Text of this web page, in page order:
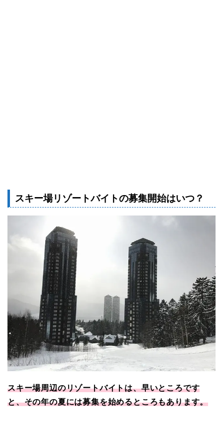
スキー場リゾートバイトの募集開始はいつ？
スキー場周辺のリゾートバイトは、早いところです
と、その年の夏には募集を始めるところもあります。